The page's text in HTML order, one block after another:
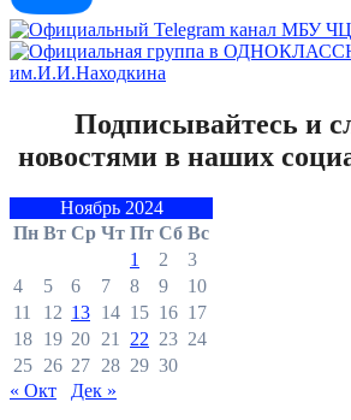
Подписывайтесь и
новостями в наших
Ноябрь 2024
Пн Вт Ср Чт Пт Сб Вс
1
2
3
4
5 6 7 8 9
10
11
12 13 14 15 16 17
18 19 20 21 22 23 24
25 26 27 28 29 30
« Окт
Дек »